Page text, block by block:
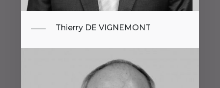
Thierry DE VIGNEMONT